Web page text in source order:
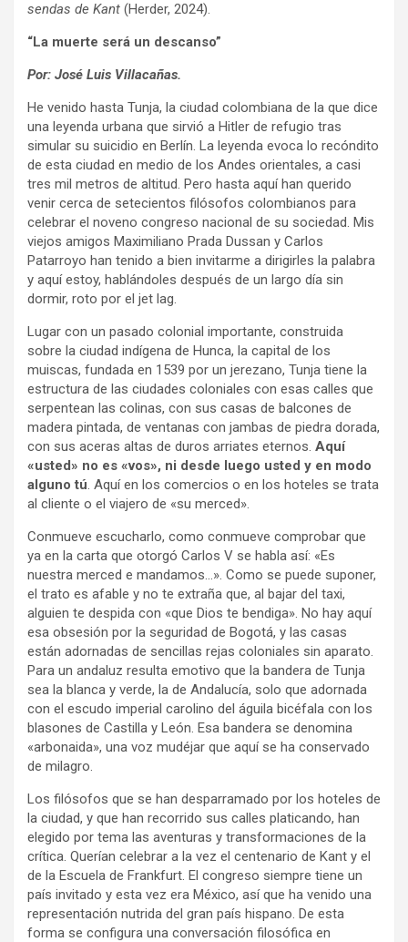
sendas de Kant (Herder, 2024).
“La muerte será un descanso”
Por: José Luis Villacañas.
He venido hasta Tunja, la ciudad colombiana de la que dice
una leyenda urbana que sirvió a Hitler de refugio tras
simular su suicidio en Berlín. La leyenda evoca lo recóndito
de esta ciudad en medio de los Andes orientales, a casi
tres mil metros de altitud. Pero hasta aquí han querido
venir cerca de setecientos filósofos colombianos para
celebrar el noveno congreso nacional de su sociedad. Mis
viejos amigos Maximiliano Prada Dussan y Carlos
Patarroyo han tenido a bien invitarme a dirigirles la palabra
y aquí estoy, hablándoles después de un largo día sin
dormir, roto por el jet lag.
Lugar con un pasado colonial importante, construida
sobre la ciudad indígena de Hunca, la capital de los
muiscas, fundada en 1539 por un jerezano, Tunja tiene la
estructura de las ciudades coloniales con esas calles que
serpentean las colinas, con sus casas de balcones de
madera pintada, de ventanas con jambas de piedra dorada,
con sus aceras altas de duros arriates eternos. Aquí
«usted» no es «vos», ni desde luego usted y en modo
alguno tú. Aquí en los comercios o en los hoteles se trata
al cliente o el viajero de «su merced».
Conmueve escucharlo, como conmueve comprobar que
ya en la carta que otorgó Carlos V se habla así: «Es
nuestra merced e mandamos…». Como se puede suponer,
el trato es afable y no te extraña que, al bajar del taxi,
alguien te despida con «que Dios te bendiga». No hay aquí
esa obsesión por la seguridad de Bogotá, y las casas
están adornadas de sencillas rejas coloniales sin aparato.
Para un andaluz resulta emotivo que la bandera de Tunja
sea la blanca y verde, la de Andalucía, solo que adornada
con el escudo imperial carolino del águila bicéfala con los
blasones de Castilla y León. Esa bandera se denomina
«arbonaida», una voz mudéjar que aquí se ha conservado
de milagro.
Los filósofos que se han desparramado por los hoteles de
la ciudad, y que han recorrido sus calles platicando, han
elegido por tema las aventuras y transformaciones de la
crítica. Querían celebrar a la vez el centenario de Kant y el
de la Escuela de Frankfurt. El congreso siempre tiene un
país invitado y esta vez era México, así que ha venido una
representación nutrida del gran país hispano. De esta
forma se configura una conversación filosófica en